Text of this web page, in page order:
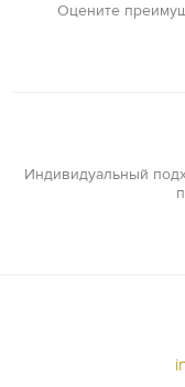
Оцените
Индивидуальный